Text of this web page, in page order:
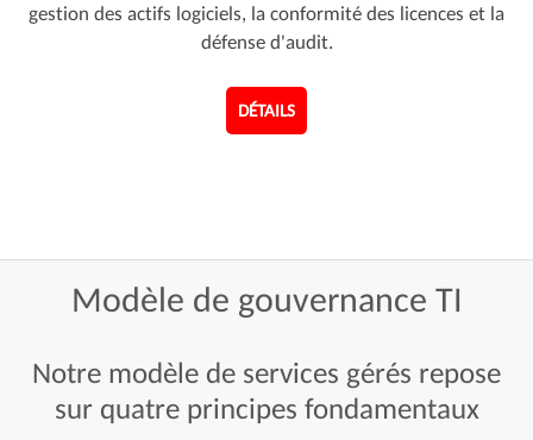
gestion des actifs logiciels, la conformité des licences et la
défense d'audit.
DÉTAILS
Modèle de gouvernance TI
Notre modèle de services gérés repose
sur quatre principes fondamentaux